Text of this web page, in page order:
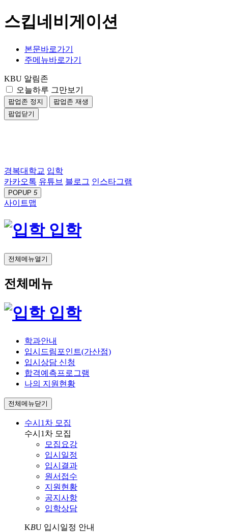
스킵네비게이션
본문바로가기
주메뉴바로가기
KBU 알림존
오늘하루 그만보기
팝업존 정지
팝업존 재생
팝업닫기
경복대학교 입학
카카오톡 유튜브 블로그 인스타그램
POPUP 5
사이트맵
입학
전체메뉴열기
전체메뉴
입학
학과안내
입시드림포인트(가산점)
입시상담 신청
합격예측프로그램
나의 지원현황
전체메뉴닫기
수시1차 모집
수시1차 모집
모집요강
입시일정
입시결과
원서접수
지원현황
공지사항
입학상담
KBU 입시일정 안내